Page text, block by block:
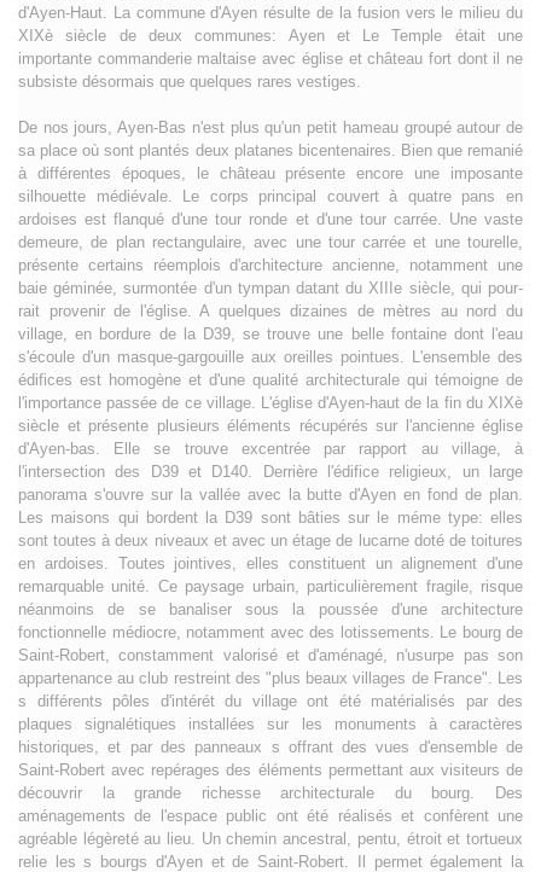
d'Ayen-Haut. La commune d'Ayen résulte de la fusion vers le milieu du
XIXè siècle de deux communes: Ayen et Le Temple était une
importante commanderie maltaise avec église et château fort dont il ne
subsiste désormais que quelques rares vestiges.
De nos jours, Ayen-Bas n'est plus qu'un petit hameau groupé autour de
sa place où sont plantés deux platanes bicentenaires. Bien que remanié
à différentes époques, le château présente encore une imposante
silhouette médiévale. Le corps principal couvert à quatre pans en
ardoises est flanqué d'une tour ronde et d'une tour carrée. Une vaste
demeure, de plan rectangulaire, avec une tour carrée et une tourelle,
présente certains réemplois d'architecture ancienne, notamment une
baie géminée, surmontée d'un tympan datant du XIIIe siècle, qui pour-
rait provenir de l'église. A quelques dizaines de mètres au nord du
village, en bordure de la D39, se trouve une belle fontaine dont l'eau
s'écoule d'un masque-gargouille aux oreilles pointues. L'ensemble des
édifices est homogène et d'une qualité architecturale qui témoigne de
l'importance passée de ce village. L'église d'Ayen-haut de la fin du XIXè
siècle et présente plusieurs éléments récupérés sur l'ancienne église
d'Ayen-bas. Elle se trouve excentrée par rapport au village, à
l'intersection des D39 et D140. Derrière l'édifice religieux, un large
panorama s'ouvre sur la vallée avec la butte d'Ayen en fond de plan.
Les maisons qui bordent la D39 sont bâties sur le méme type: elles
sont toutes à deux niveaux et avec un étage de lucarne doté de toitures
en ardoises. Toutes jointives, elles constituent un alignement d'une
remarquable unité. Ce paysage urbain, particulièrement fragile, risque
néanmoins de se banaliser sous la poussée d'une architecture
fonctionnelle médiocre, notamment avec des lotissements. Le bourg de
Saint-Robert, constamment valorisé et d'aménagé, n'usurpe pas son
appartenance au club restreint des "plus beaux villages de France". Les
s différents pôles d'intérét du village ont été matérialisés par des
plaques signalétiques installées sur les monuments à caractères
historiques, et par des panneaux s offrant des vues d'ensemble de
Saint-Robert avec repérages des éléments permettant aux visiteurs de
découvrir la grande richesse architecturale du bourg. Des
aménagements de l'espace public ont été réalisés et confèrent une
agréable légèreté au lieu. Un chemin ancestral, pentu, étroit et tortueux
relie les s bourgs d'Ayen et de Saint-Robert. Il permet également la